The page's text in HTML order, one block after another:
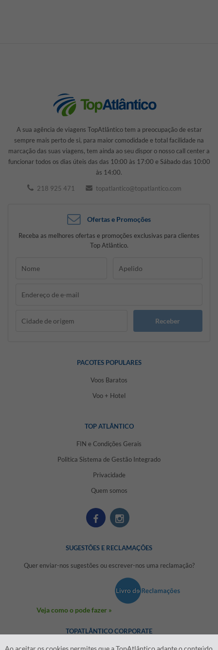
Ao aceitar os cookies permites que a TopAtlântico adapte o conteúdo
A sua agência de viagens TopAtlântico tem a preocupação de estar
sempre mais perto de si, para maior comodidade e total facilidade na
marcação das suas viagens, tem ainda ao seu dispor o nosso call center a
funcionar todos os dias úteis das das 10:00 às 17:00 e Sábado das 10:00
às 14:00.
218 925 471 topatlantico@topatlantico.com
Ofertas e Promoções
Receba as melhores ofertas e promoções exclusivas para clientes
Top Atlântico.
Receber
PACOTES POPULARES
Voos Baratos
Voo + Hotel
TOP ATLÂNTICO
FIN e Condições Gerais
Politica Sistema de Gestão Integrado
Privacidade
Quem somos
SUGESTÕES E RECLAMAÇÕES
Quer enviar-nos sugestões ou escrever-nos uma reclamação?
Veja como o pode fazer »
TOPATLÂNTICO CORPORATE